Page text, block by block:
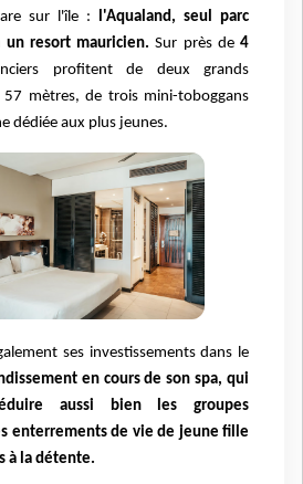
sur l'île :
l'Aqualand, seul parc
resort mauricien. Sur près de4
profitent de deux grands
mètres, de trois mini-toboggans
dédiée aux plus jeunes.
ses investissements dans le
en cours de son spa, qui
aussi bien les groupes
enterrements de vie de jeune fille
à la détente.